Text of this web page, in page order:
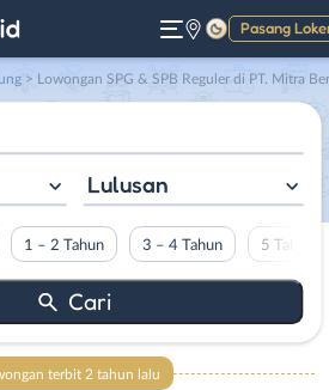
Pasang
Gelap
> Lowongan SPG & SPB Reguler di PT. Mitra Berkat Terpilih
Lulusan
1 – 2 Tahun 3 – 4 Tahun 5 Tahun
terbit 2 tahun lalu